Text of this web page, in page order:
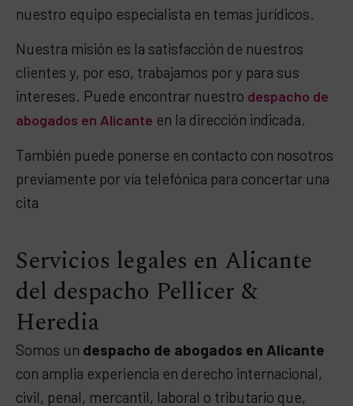
nuestro equipo especialista en temas jurídicos.
Nuestra misión es la satisfacción de nuestros
clientes y, por eso, trabajamos por y para sus
intereses. Puede encontrar nuestro despacho de
abogados en Alicante en la dirección indicada.
También puede ponerse en contacto con nosotros
previamente por vía telefónica para concertar una
cita
Servicios legales en Alicante
del despacho Pellicer &
Heredia
Somos un despacho de abogados en Alicante
con amplia experiencia en derecho internacional,
civil, penal, mercantil, laboral o tributario que,